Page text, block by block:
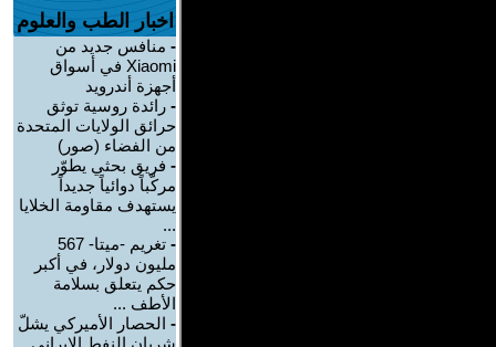
اخبار الطب والعلوم
- منافس جديد من
Xiaomi في أسواق
أجهزة أندرويد
- رائدة روسية توثق
حرائق الولايات المتحدة
من الفضاء (صور)
- فريق بحثي يطوّر
مركّباً دوائياً جديداً
يستهدف مقاومة الخلايا
...
-
تغريم -ميتا- 567
مليون دولار، في أكبر
حكم يتعلق بسلامة
الأطف ...
- الحصار الأميركي يشلّ
شريان النفط الإيراني..